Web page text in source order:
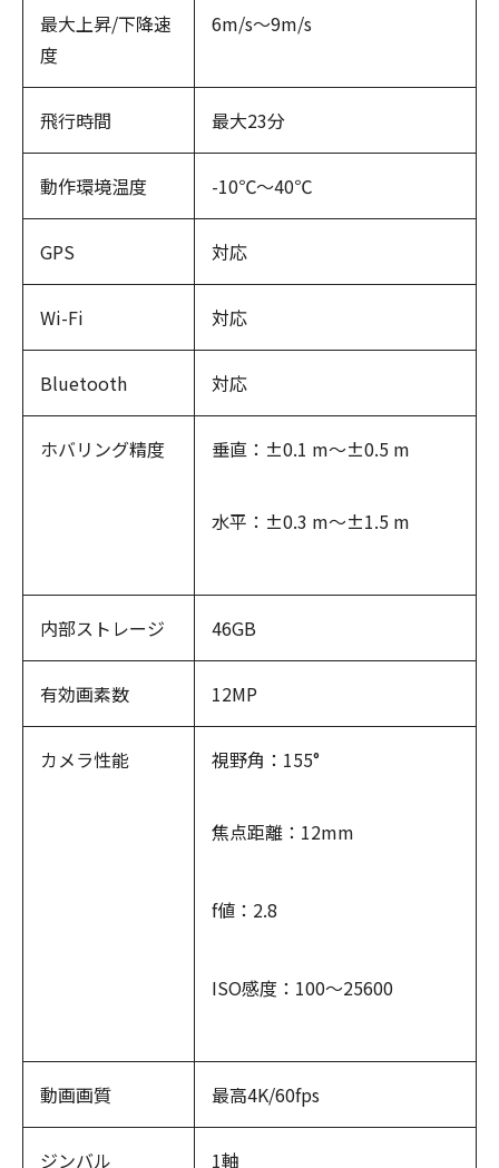
最大上昇/下降速
度
‌6m/s〜‌9m/s
飛行時間 最大23分
動作環境温度 -10℃～40℃
GPS 対応
Wi-Fi 対応
Bluetooth 対応
ホバリング精度 垂直：±0.1 m〜±0.5 m
水平：±0.3 m〜±1.5 m
内部ストレージ 46GB
有効画素数 12MP
カメラ性能 視野角：155°
焦点距離：12mm
f値：2.8
ISO感度：100〜25600
動画画質 最高4K/60fps
ジンバル 1軸